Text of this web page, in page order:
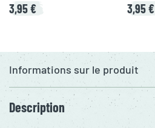
3,95 € 3,95 €
Informations sur le produit
Description